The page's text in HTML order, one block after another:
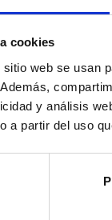
cookies
web se usan
y análisis
a partir del uso